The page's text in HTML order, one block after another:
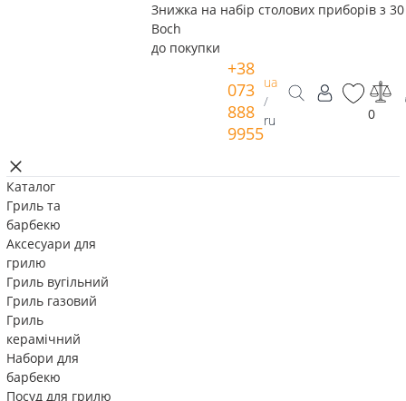
Знижка на набір столових приборів з
Boch
до покупки
+38
073
888
9955
ua
/
ru
0
Каталог
Гриль та
барбекю
Аксесуари для
грилю
Гриль вугільний
Гриль газовий
Гриль
керамічний
Набори для
барбекю
Посуд для грилю